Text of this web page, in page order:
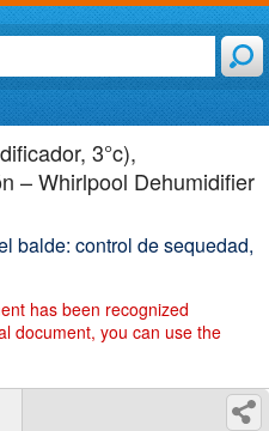
3°c),
– Whirlpool Dehumidifier
balde: control de sequedad,
has been recognized
document, you can use the